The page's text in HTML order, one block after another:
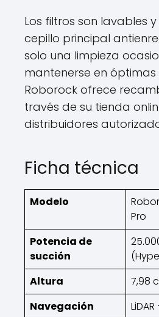
Los filtros son lavables
cepillo principal
solo una limpieza
mantenerse en óptimas
Roborock ofrece
través de su tienda
distribuidores
Ficha técnica
Modelo
Pro
Potencia de
succión
Altura
7,98
Navegación
LiDAR